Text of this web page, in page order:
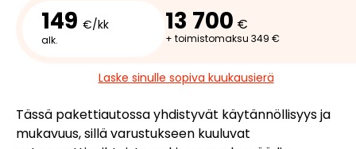
149 €/kk
alk.
13 700 €
+ toimistomaksu 349 €
Laske sinulle sopiva kuukausierä
Tässä pakettiautossa yhdistyvät käytännöllisyys ja
mukavuus, sillä varustukseen kuuluvat